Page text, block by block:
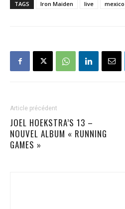
TAGS Iron Maiden live mexico
Article précédent
JOEL HOEKSTRA’S 13 –
NOUVEL ALBUM « RUNNING
GAMES »